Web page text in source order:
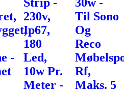
-
230v,
Ip67,
180
Led,
10w Pr.
Meter -
Til Sono
Og
Reco
Rf,
Maks. 5